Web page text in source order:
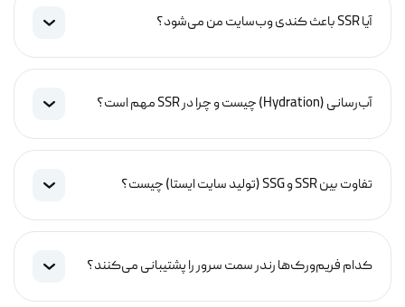
آیا SSR باعث کندی وب‌سایت من می‌شود؟
آب‌رسانی (Hydration) چیست و چرا در SSR مهم است؟
تفاوت بین SSR و SSG (تولید سایت ایستا) چیست؟
کدام فریم‌ورک‌ها رندر سمت سرور را پشتیبانی می‌کنند؟